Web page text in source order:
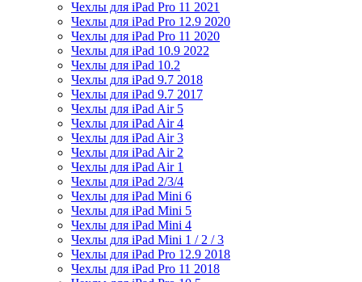
Чехлы для iPad Pro 11 2021
Чехлы для iPad Pro 12.9 2020
Чехлы для iPad Pro 11 2020
Чехлы для iPad 10.9 2022
Чехлы для iPad 10.2
Чехлы для iPad 9.7 2018
Чехлы для iPad 9.7 2017
Чехлы для iPad Air 5
Чехлы для iPad Air 4
Чехлы для iPad Air 3
Чехлы для iPad Air 2
Чехлы для iPad Air 1
Чехлы для iPad 2/3/4
Чехлы для iPad Mini 6
Чехлы для iPad Mini 5
Чехлы для iPad Mini 4
Чехлы для iPad Mini 1 / 2 / 3
Чехлы для iPad Pro 12.9 2018
Чехлы для iPad Pro 11 2018